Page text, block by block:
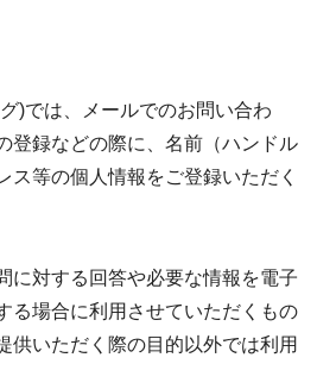
)では、メールでのお問い合わ
登録などの際に、名前（ハンドル
ス等の個人情報をご登録いただく
に対する回答や必要な情報を電子
る場合に利用させていただくもの
供いただく際の目的以外では利用